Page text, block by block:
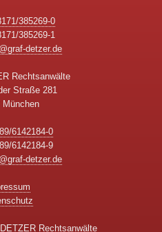
385269-0
385269-1
detzer.de
Rechtsanwälte
Straße 281
München
6142184-0
6142184-9
detzer.de
Rechtsanwälte